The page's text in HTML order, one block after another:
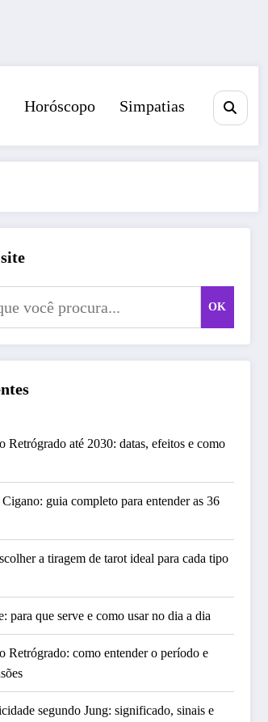
Horóscopo Simpatias
OK
Retrógrado até 2030: datas, efeitos e como
guia completo para entender as 36
a tiragem de tarot ideal para cada tipo
para que serve e como usar no dia a dia
Retrógrado: como entender o período e
segundo Jung: significado, sinais e